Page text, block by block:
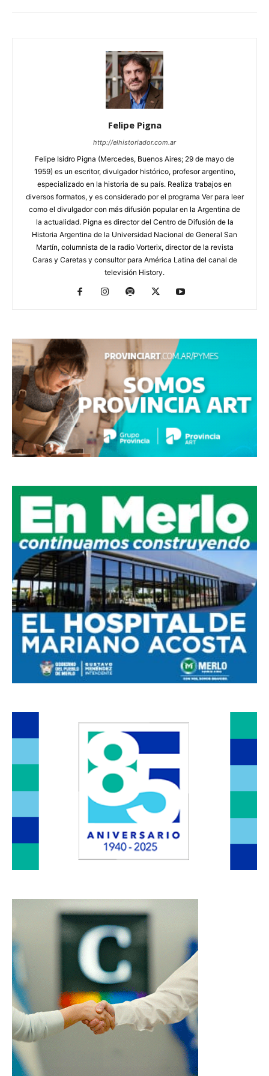
Felipe Pigna
http://elhistoriador.com.ar
Felipe Isidro Pigna (Mercedes, Buenos Aires; 29 de mayo de
1959) es un escritor, divulgador histórico, profesor argentino,
especializado en la historia de su país. Realiza trabajos en
diversos formatos, y es considerado por el programa Ver para leer
como el divulgador con más difusión popular en la Argentina de
la actualidad. Pigna es director del Centro de Difusión de la
Historia Argentina de la Universidad Nacional de General San
Martín, columnista de la radio Vorterix, director de la revista
Caras y Caretas y consultor para América Latina del canal de
televisión History.